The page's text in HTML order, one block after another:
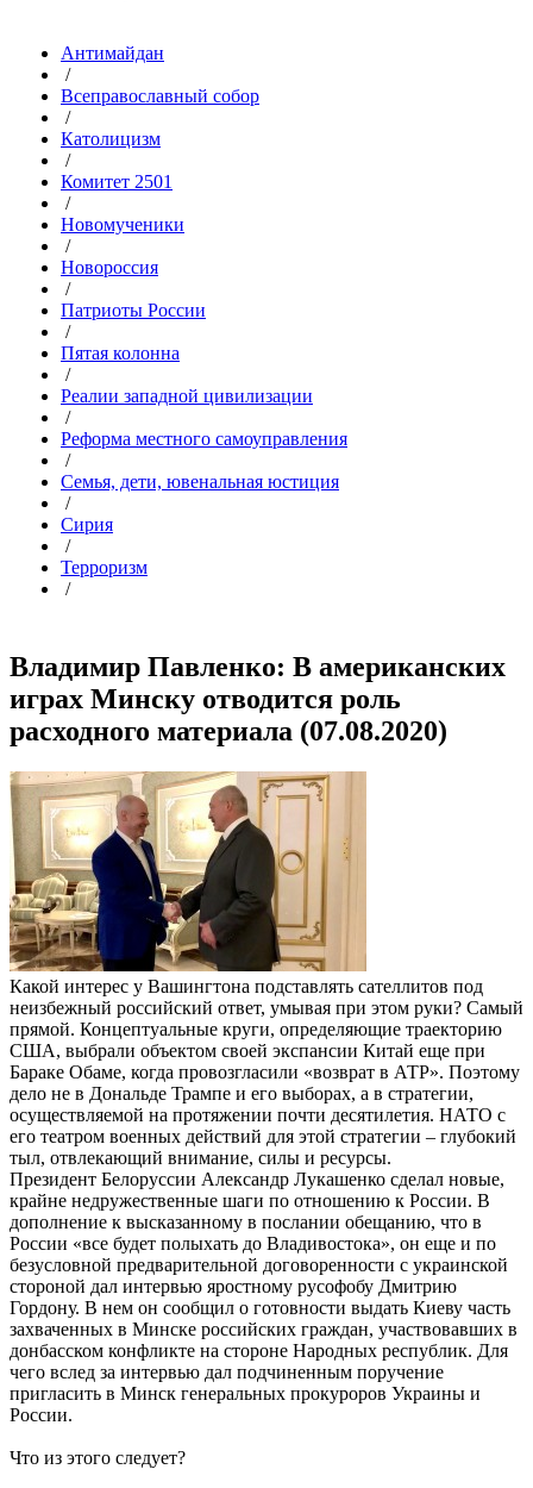
Антимайдан
/
Всеправославный собор
/
Католицизм
/
Комитет 2501
/
Новомученики
/
Новороссия
/
Патриоты России
/
Пятая колонна
/
Реалии западной цивилизации
/
Реформа местного самоуправления
/
Семья, дети, ювенальная юстиция
/
Сирия
/
Терроризм
/
Владимир Павленко: В американских
играх Минску отводится роль
расходного материала (07.08.2020)
Какой интерес у Вашингтона подставлять сателлитов под
неизбежный российский ответ, умывая при этом руки? Самый
прямой. Концептуальные круги, определяющие траекторию
США, выбрали объектом своей экспансии Китай еще при
Бараке Обаме, когда провозгласили «возврат в АТР». Поэтому
дело не в Дональде Трампе и его выборах, а в стратегии,
осуществляемой на протяжении почти десятилетия. НАТО с
его театром военных действий для этой стратегии – глубокий
тыл, отвлекающий внимание, силы и ресурсы.
Президент Белоруссии Александр Лукашенко сделал новые,
крайне недружественные шаги по отношению к России. В
дополнение к высказанному в послании обещанию, что в
России «все будет полыхать до Владивостока», он еще и по
безусловной предварительной договоренности с украинской
стороной дал интервью яростному русофобу Дмитрию
Гордону. В нем он сообщил о готовности выдать Киеву часть
захваченных в Минске российских граждан, участвовавших в
донбасском конфликте на стороне Народных республик. Для
чего вслед за интервью дал подчиненным поручение
пригласить в Минск генеральных прокуроров Украины и
России.
Что из этого следует?